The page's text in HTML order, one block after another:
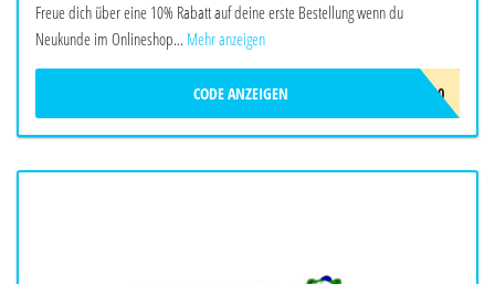
Freue dich über eine 10% Rabatt auf deine erste Bestellung wenn du
Neukunde im Onlineshop... Mehr anzeigen
DRAGONNEW10
CODE ANZEIGEN